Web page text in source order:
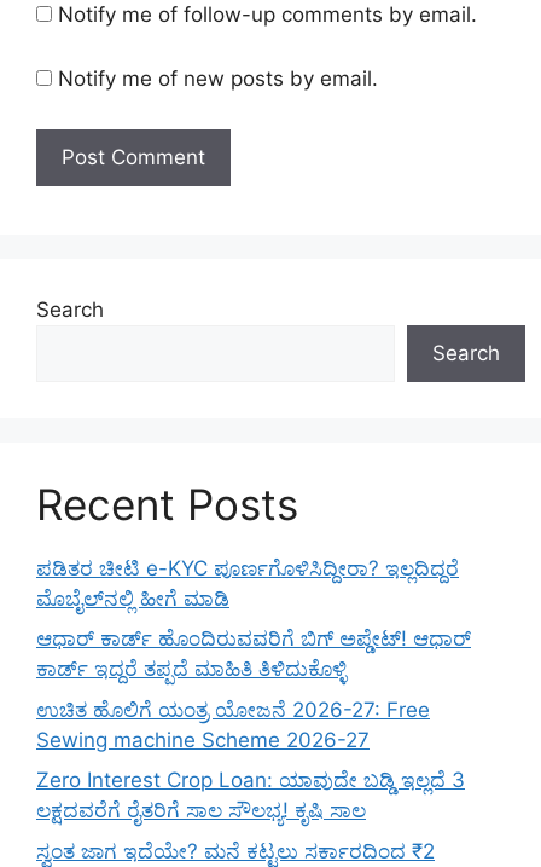
Notify me of follow-up comments by email.
Notify me of new posts by email.
Search
Search
Recent Posts
ಪಡಿತರ ಚೀಟಿ e-KYC ಪೂರ್ಣಗೊಳಿಸಿದ್ದೀರಾ? ಇಲ್ಲದಿದ್ದರೆ
ಮೊಬೈಲ್‌ನಲ್ಲಿ ಹೀಗೆ ಮಾಡಿ
ಆಧಾರ್ ಕಾರ್ಡ್ ಹೊಂದಿರುವವರಿಗೆ ಬಿಗ್ ಅಪ್ಡೇಟ್! ಆಧಾರ್
ಕಾರ್ಡ್ ಇದ್ದರೆ ತಪ್ಪದೆ ಮಾಹಿತಿ ತಿಳಿದುಕೊಳ್ಳಿ
ಉಚಿತ ಹೊಲಿಗೆ ಯಂತ್ರ ಯೋಜನೆ 2026-27: Free
Sewing machine Scheme 2026-27
Zero Interest Crop Loan: ಯಾವುದೇ ಬಡ್ಡಿ ಇಲ್ಲದೆ 3
ಲಕ್ಷದವರೆಗೆ ರೈತರಿಗೆ ಸಾಲ ಸೌಲಭ್ಯ! ಕೃಷಿ ಸಾಲ
ಸ್ವಂತ ಜಾಗ ಇದೆಯೇ? ಮನೆ ಕಟ್ಟಲು ಸರ್ಕಾರದಿಂದ ₹2